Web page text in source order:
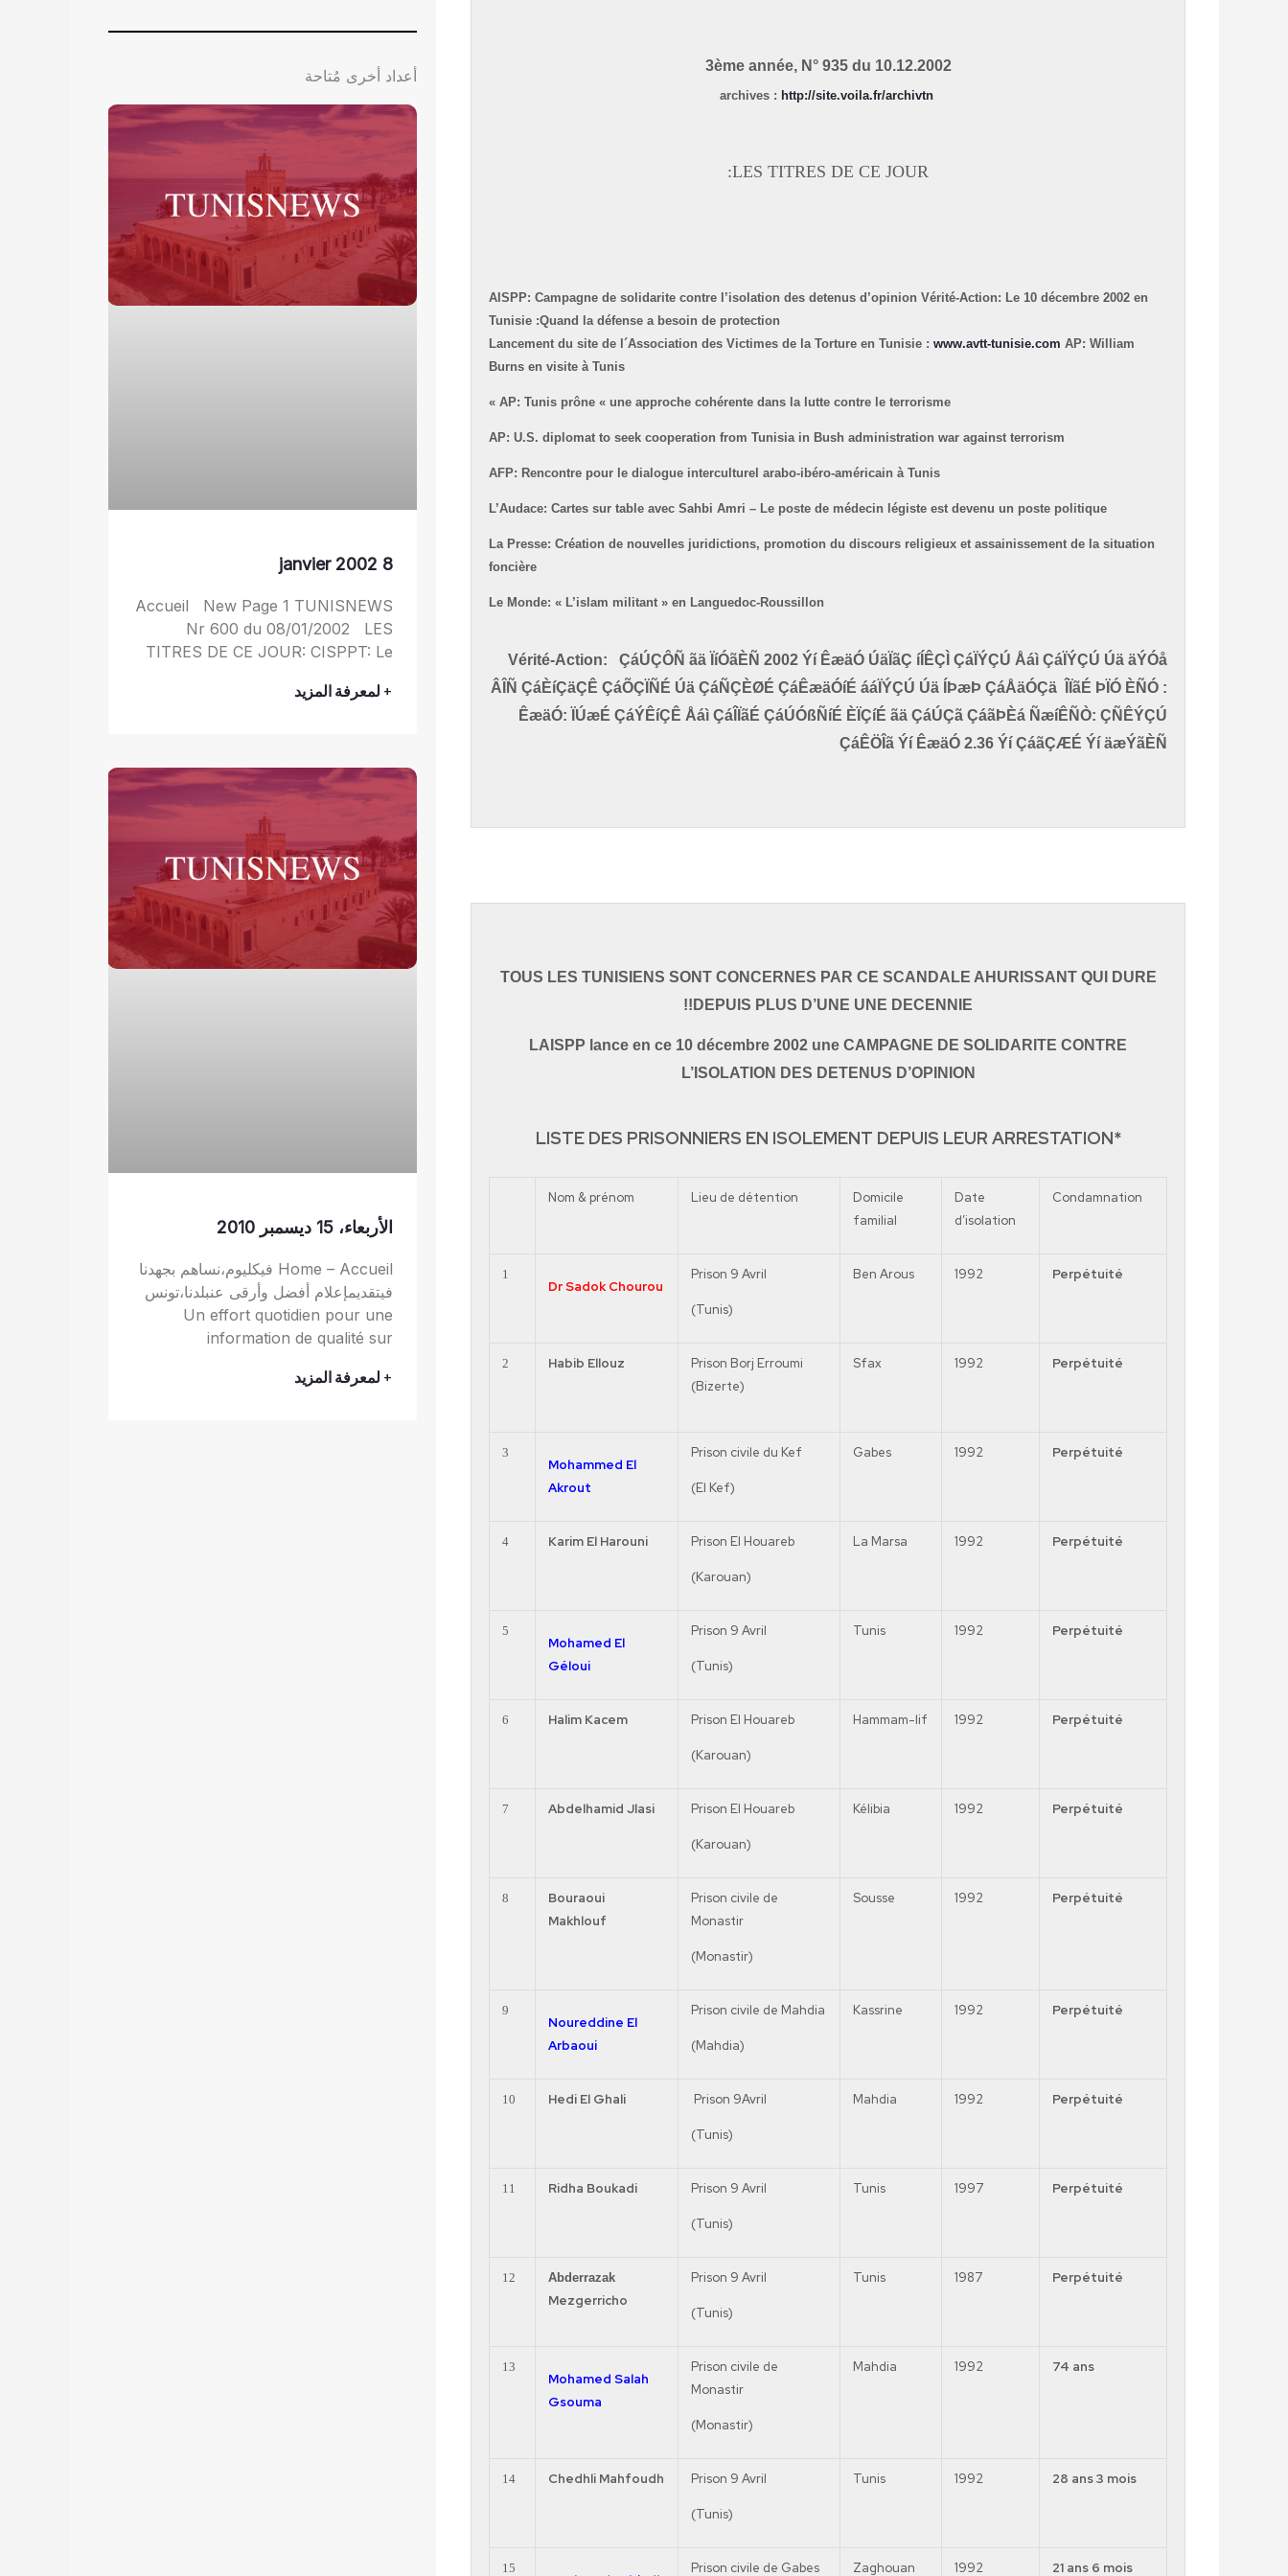
3ème année, N° 935 du 10.12.2002
archives
: http://site.voila.fr/archivtn
LES TITRES DE CE JOUR:
AISPP: Campagne de solidarite contre l’isolation des detenus d’opinion Vérité-Action: Le 10 décembre 2002 en
Tunisie :Quand la défense a besoin de protection
Lancement du site de l´Association des Victimes de la Torture en Tunisie : www.avtt-tunisie.com AP: William
Burns en visite à Tunis
AP: Tunis prône « une approche cohérente dans la lutte contre le terrorisme »
AP: U.S. diplomat to seek cooperation from Tunisia in Bush administration war against terrorism
AFP: Rencontre pour le dialogue interculturel arabo-ibéro-américain à Tunis
L’Audace: Cartes sur table avec Sahbi Amri – Le poste de médecin légiste est devenu un poste politique
La Presse: Création de nouvelles juridictions, promotion du discours religieux et assainissement de la situation
foncière
Le Monde: « L’islam militant » en Languedoc-Roussillon
Vérité-Action: ÇáÚÇÔÑ ãä ÏíÓãÈÑ 2002 Ýí ÊæäÓ ÚäÏãÇ íÍÊÇÌ ÇáÏÝÇÚ Åáì ÇáÏÝÇÚ Úä äÝÓå
ÂÎÑ ÇáÈíÇäÇÊ ÇáÕÇÏÑÉ Úä ÇáÑÇÈØÉ ÇáÊæäÓíÉ ááÏÝÇÚ Úä ÍÞæÞ ÇáÅäÓÇä ÎÏãÉ ÞÏÓ ÈÑÓ :
ÊæäÓ: ÏÚæÉ ÇáÝÊíÇÊ Åáì ÇáÎÏãÉ ÇáÚÓßÑíÉ ÈÏÇíÉ ãä ÇáÚÇã ÇáãÞÈá ÑæíÊÑÒ: ÇÑÊÝÇÚ
ÇáÊÖÎã Ýí ÊæäÓ 2.36 Ýí ÇáãÇÆÉ Ýí äæÝãÈÑ
TOUS LES TUNISIENS SONT CONCERNES PAR CE SCANDALE AHURISSANT QUI DURE
DEPUIS PLUS D’UNE UNE DECENNIE!!
LAISPP lance en ce 10 décembre 2002 une CAMPAGNE DE SOLIDARITE CONTRE
L’ISOLATION DES DETENUS D’OPINION
LISTE DES PRISONNIERS EN ISOLEMENT DEPUIS LEUR ARRESTATION*
Nom & prénom Lieu de détention
Domicile
familial
Date
d’isolation
Condamnation
1
DrSadok Chourou
Prison 9 Avril
(Tunis)
Ben Arous 1992 Perpétuité
2 Habib Ellouz Prison Borj Erroumi
(Bizerte)
Sfax 1992 Perpétuité
3
Mohammed El
Akrout
Prison civile du Kef
(El Kef)
Gabes 1992 Perpétuité
4 Karim El Harouni Prison El Houareb
(Karouan)
La Marsa 1992 Perpétuité
5
Mohamed El
Géloui
Prison 9 Avril
(Tunis)
Tunis 1992 Perpétuité
6 Halim Kacem Prison El Houareb
(Karouan)
Hammam-lif 1992 Perpétuité
7 Abdelhamid Jlasi Prison El Houareb
(Karouan)
Kélibia 1992 Perpétuité
8
Bouraoui
Makhlouf
Prison civile de
Monastir
(Monastir)
Sousse 1992 Perpétuité
9
Noureddine El
Arbaoui
Prison civile de Mahdia
(Mahdia)
Kassrine 1992 Perpétuité
10 Hedi El Ghali Prison 9Avril
(Tunis)
Mahdia 1992 Perpétuité
11 Ridha Boukadi Prison 9 Avril
(Tunis)
Tunis 1997 Perpétuité
12 Abderrazak
Mezgerricho
Prison 9 Avril
(Tunis)
Tunis 1987 Perpétuité
13
Mohamed Salah
Gsouma
Prison civile de
Monastir
(Monastir)
Mahdia 1992 74 ans
14 Chedhli Mahfoudh Prison 9 Avril
(Tunis)
Tunis 1992 28 ans 3 mois
15 Prison civile de Gabes Zaghouan 1992 21 ans 6 mois
أعداد أخرى مُتاحة
8 janvier 2002
Accueil New Page 1 TUNISNEWS
Nr 600 du 08/01/2002 LES
TITRES DE CE JOUR: CISPPT: Le
+ لمعرفة المزيد
الأربعاء، 15 ديسمبر 2010
Home – Accueil فيكليوم،نساهم بجهدنا
فيتقديمإعلام أفضل وأرقى عنبلدنا،تونس
Un effort quotidien pour une
information de qualité sur
+ لمعرفة المزيد